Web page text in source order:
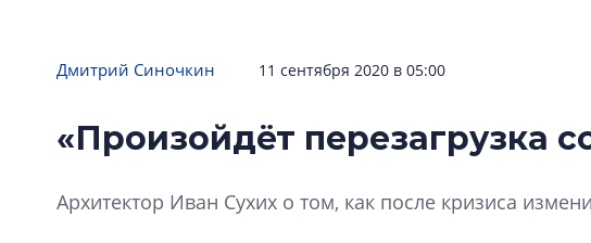
Дмитрий Синочкин 11 сентября 2020 в 05:00
«Произойдёт перезагрузка
Архитектор Иван Сухих о том, как после кризиса